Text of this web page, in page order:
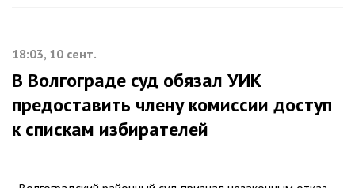
18:03, 10 сент.
В Волгограде суд обязал УИК
предоставить члену комиссии доступ
к спискам избирателей